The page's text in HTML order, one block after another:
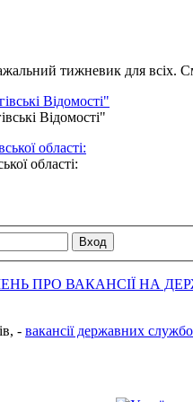
тижневик для всіх.
Відомості"
Відомості"
області:
області:
ПРО ВАКАНСІЇ НА
- вакансії державних